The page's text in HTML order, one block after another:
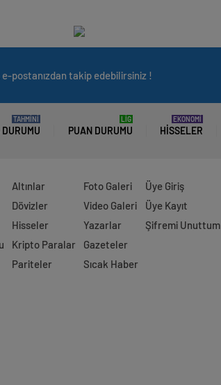
postanızdan takip edebilirsiniz !
TAHMİNİ
PUAN DURUMU
LİG
HISSELER
EKONOMİ
Altınlar
Dövizler
Hisseler
Kripto Paralar
Pariteler
Foto Galeri
Video Galeri
Yazarlar
Gazeteler
Sıcak Haber
Üye Giriş
Üye Kayıt
Şifremi Unuttum